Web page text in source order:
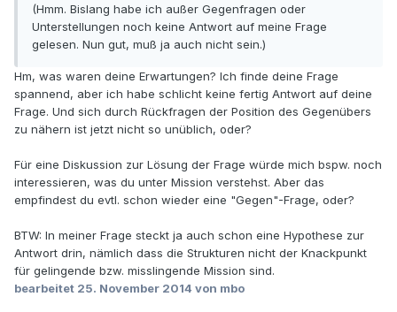
(Hmm. Bislang habe ich außer Gegenfragen oder
Unterstellungen noch keine Antwort auf meine Frage
gelesen. Nun gut, muß ja auch nicht sein.)
Hm, was waren deine Erwartungen? Ich finde deine Frage
spannend, aber ich habe schlicht keine fertig Antwort auf deine
Frage. Und sich durch Rückfragen der Position des Gegenübers
zu nähern ist jetzt nicht so unüblich, oder?
Für eine Diskussion zur Lösung der Frage würde mich bspw. noch
interessieren, was du unter Mission verstehst. Aber das
empfindest du evtl. schon wieder eine "Gegen"-Frage, oder?
BTW: In meiner Frage steckt ja auch schon eine Hypothese zur
Antwort drin, nämlich dass die Strukturen nicht der Knackpunkt
für gelingende bzw. misslingende Mission sind.
bearbeitet 25. November 2014 von mbo